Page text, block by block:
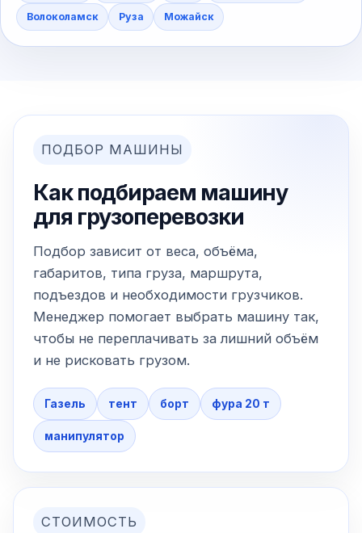
Волоколамск Руза Можайск
ПОДБОР МАШИНЫ
Как подбираем машину
для грузоперевозки
Подбор зависит от веса, объёма,
габаритов, типа груза, маршрута,
подъездов и необходимости грузчиков.
Менеджер помогает выбрать машину так,
чтобы не переплачивать за лишний объём
и не рисковать грузом.
Газель тент борт фура 20 т
манипулятор
СТОИМОСТЬ